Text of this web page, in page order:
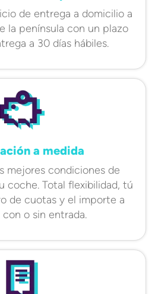
de entrega a domicilio a
la península con un plazo
a 30 días hábiles.
a medida
mejores condiciones de
coche. Total flexibilidad, tú
de cuotas y el importe a
o sin entrada.